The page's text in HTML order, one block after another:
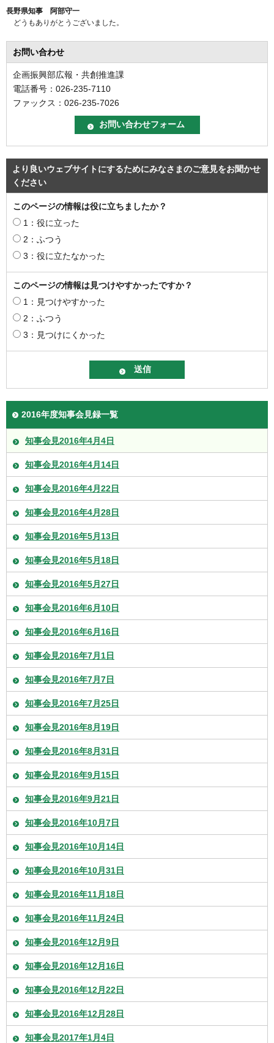
長野県知事 阿部守一
どうもありがとうございました。
お問い合わせ
企画振興部広報・共創推進課
電話番号：026-235-7110
ファックス：026-235-7026
より良いウェブサイトにするためにみなさまのご意見をお聞かせ
ください
このページの情報は役に立ちましたか？
1：役に立った
2：ふつう
3：役に立たなかった
このページの情報は見つけやすかったですか？
1：見つけやすかった
2：ふつう
3：見つけにくかった
2016年度知事会見録一覧
知事会見2016年4月4日
知事会見2016年4月14日
知事会見2016年4月22日
知事会見2016年4月28日
知事会見2016年5月13日
知事会見2016年5月18日
知事会見2016年5月27日
知事会見2016年6月10日
知事会見2016年6月16日
知事会見2016年7月1日
知事会見2016年7月7日
知事会見2016年7月25日
知事会見2016年8月19日
知事会見2016年8月31日
知事会見2016年9月15日
知事会見2016年9月21日
知事会見2016年10月7日
知事会見2016年10月14日
知事会見2016年10月31日
知事会見2016年11月18日
知事会見2016年11月24日
知事会見2016年12月9日
知事会見2016年12月16日
知事会見2016年12月22日
知事会見2016年12月28日
知事会見2017年1月4日